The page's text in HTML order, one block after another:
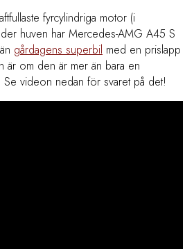
fyrcylindriga motor (i
huven har Mercedes-AMG A45 S
gårdagens superbil med en prislapp
är om den är mer än bara en
Se videon nedan för svaret på det!